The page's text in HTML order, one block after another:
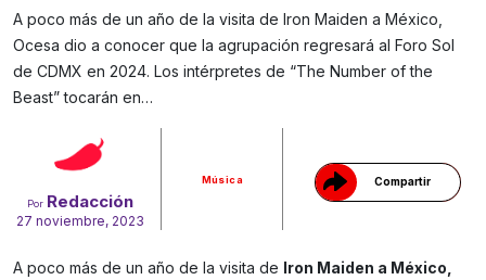
Por Redacción
27 noviembre, 2023
Música Compartir
Gracias!
A poco más de un año de la visita de Iron Maiden a México,
Ocesa dio a conocer que la agrupación regresará al Foro Sol
de CDMX en 2024. Los intérpretes de “The Number of the
Beast” tocarán en…
A poco más de un año de la visita de Iron Maiden a México,